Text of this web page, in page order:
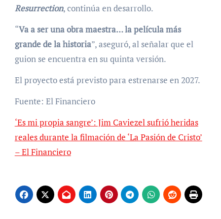
Resurrection, continúa en desarrollo.
“Va a ser una obra maestra… la película más
grande de la historia”, aseguró, al señalar que el
guion se encuentra en su quinta versión.
El proyecto está previsto para estrenarse en 2027.
Fuente: El Financiero
‘Es mi propia sangre’: Jim Caviezel sufrió heridas
reales durante la filmación de ‘La Pasión de Cristo’
– El Financiero